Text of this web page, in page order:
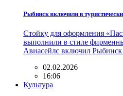
Рыбинск включили в
Стойку для оформления
выполнили в стиле
Авиасейлс включил
02.02.2026
16:06
Культура